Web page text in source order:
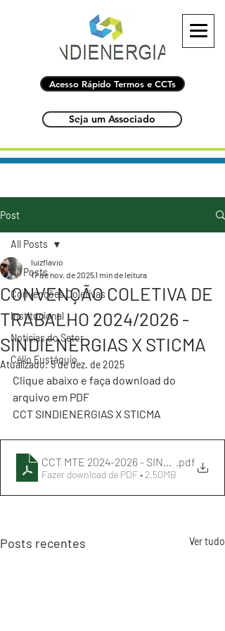
Acesso Rápido Termos e CCTs
Seja um Associado
Post
All Posts
Convenções Coletivas
Institucional
Notícias do Setor
Célio Eustáquio
All Posts
CONVENÇÃO COLETIVA DE
TRABALHO 2024/2026 -
SINDIENERGIAS X STICMA
luizflavio
17 de nov. de 20251 min de leitura
Atualizado:5 de dez. de 2025
Clique abaixo e faça download do
arquivo em PDF
CCT SINDIENERGIAS X STICMA
CCT MTE 2024-2026 - SINDIENERGIAS
.pdf
Fazer download de PDF • 2.50MB
Posts recentes Ver tudo